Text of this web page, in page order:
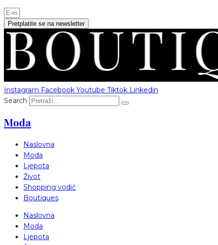
Pretplatite se na newsletter
Instagram Facebook Youtube Tiktok Linkedin
Search
Moda
Naslovna
Moda
Ljepota
Život
Shopping vodič
Boutiques
Naslovna
Moda
Ljepota